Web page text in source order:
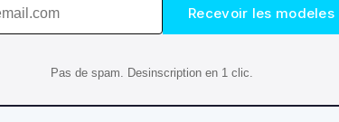
Recevoir les modeles
Pas de spam. Desinscription en 1 clic.